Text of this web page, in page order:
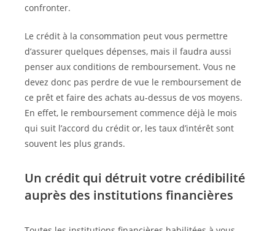
confronter.
Le crédit à la consommation peut vous permettre
d’assurer quelques dépenses, mais il faudra aussi
penser aux conditions de remboursement. Vous ne
devez donc pas perdre de vue le remboursement de
ce prêt et faire des achats au-dessus de vos moyens.
En effet, le remboursement commence déjà le mois
qui suit l’accord du crédit or, les taux d’intérêt sont
souvent les plus grands.
Un crédit qui détruit votre crédibilité
auprès des institutions financières